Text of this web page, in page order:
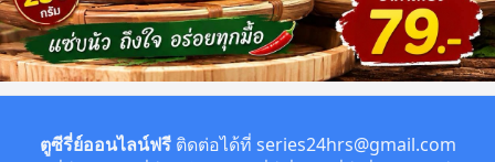
ตูซีรี่ย์ออนไลน์ฟรีติดต่อได้ที่ series24hrs@gmail.com